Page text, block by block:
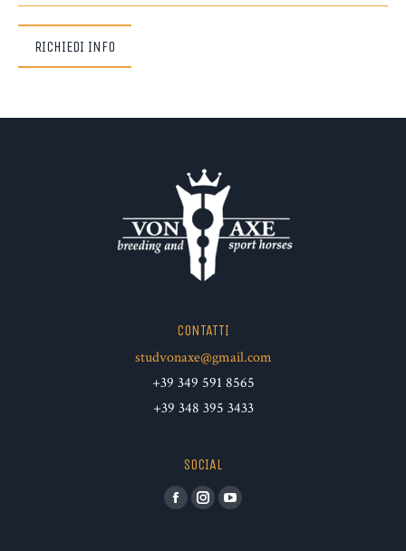
RICHIEDI INFO
CONTATTI
studvonaxe@gmail.com
+39 349 591 8565
+39 348 395 3433
SOCIAL
Facebook
InstagramYouTube